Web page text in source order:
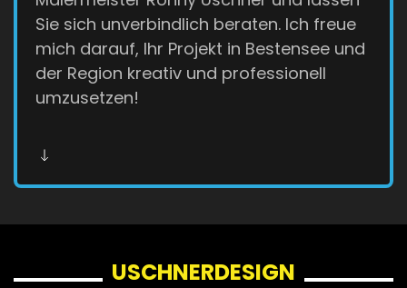
Sie sich unverbindlich beraten. Ich freue
mich darauf, Ihr Projekt in Bestensee und
der Region kreativ und professionell
umzusetzen!
USCHNERDESIGN